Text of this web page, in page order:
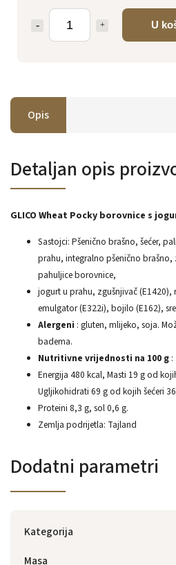
U
Opis
Detaljan opis
GLICO Wheat Pocky borovnice s
Sastojci: Pšenično brašno, šećer,
prahu, integralno pšenično
pahuljice borovnice,
jogurt u prahu, zgušnjivač (E1420),
emulgator (E322i), bojilo (E162),
Alergeni : gluten, mlijeko, soja.
badema.
Nutritivne vrijednosti na 100 g :
Energija 480 kcal, Masti 19 g od
Ugljikohidrati 69 g od kojih šećeri
Proteini 8,3 g, sol 0,6 g.
Zemlja podrijetla: Tajland
Dodatni parametri
Kategorija
Masa